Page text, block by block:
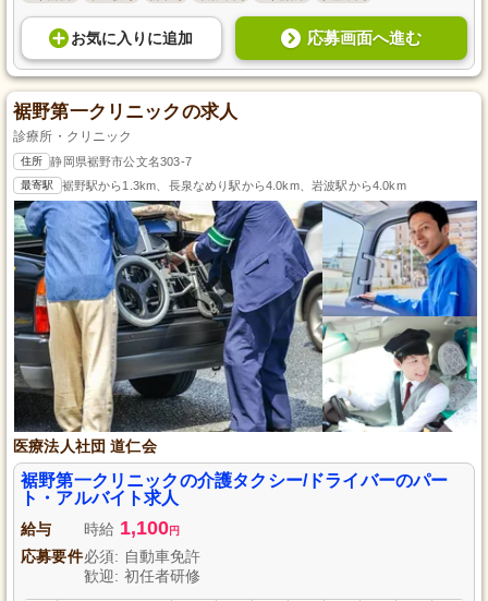
お気に入り に追加 応募画面へ進む
裾野第一クリニックの求人
診療所・クリニック
住所 静岡県裾野市公文名303-7
最寄駅 裾野駅から1.3km、長泉なめり駅から4.0km、岩波駅から4.0km
医療法人社団 道仁会
裾野第一クリニックの介護タクシー/ドライバーのパー
ト・アルバイト求人
給与 時給 1,100円
応募要件必須: 自動車免許
歓迎: 初任者研修